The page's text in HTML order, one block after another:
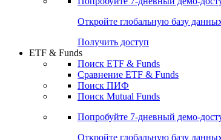
Кредиты
Поиск кредитов
Попробуйте7-дневный
Откройте глобальную базу данных
Получить доступ
ETF & Funds
Поиск ETF & Funds
Сравнение ETF & Funds
Поиск ПИФ
Поиск Mutual Funds